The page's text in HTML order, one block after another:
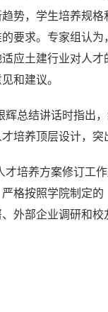
势，学生培养规格
要求。专家组认
应土建行业对人才
和建议。
总结讲话时指出，
培养顶层设计，突
才培养方案修订工
格按照学院制定
、外部企业调研和